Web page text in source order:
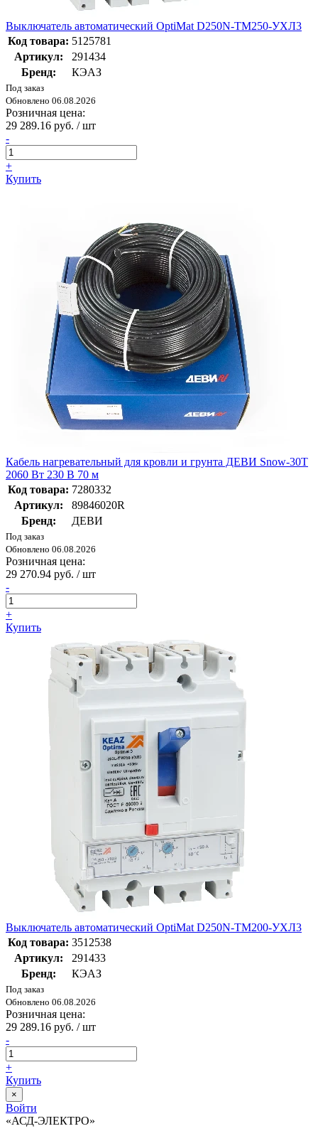
Выключатель автоматический OptiMat D250N-TM250-УХЛ3
Код товара: 5125781
Артикул:
291434
Бренд:
КЭАЗ
Под заказ
Обновлено 06.08.2026
Розничная цена:
29 289.16 руб. / шт
-
+
Купить
Кабель нагревательный для кровли и грунта ДЕВИ Snow-30T
2060 Вт 230 В 70 м
Код товара: 7280332
Артикул:
89846020R
Бренд:
ДЕВИ
Под заказ
Обновлено 06.08.2026
Розничная цена:
29 270.94 руб. / шт
-
+
Купить
Выключатель автоматический OptiMat D250N-TM200-УХЛ3
Код товара: 3512538
Артикул:
291433
Бренд:
КЭАЗ
Под заказ
Обновлено 06.08.2026
Розничная цена:
29 289.16 руб. / шт
-
+
Купить
×
Войти
«АСД-ЭЛЕКТРО»